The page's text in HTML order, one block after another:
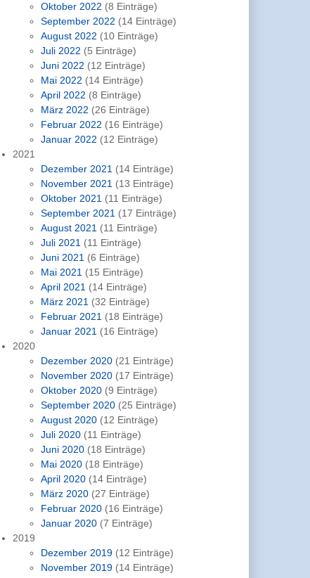
Oktober 2022 (8 Einträge)
September 2022 (14 Einträge)
August 2022 (10 Einträge)
Juli 2022 (5 Einträge)
Juni 2022 (12 Einträge)
Mai 2022 (14 Einträge)
April 2022 (8 Einträge)
März 2022 (26 Einträge)
Februar 2022 (16 Einträge)
Januar 2022 (12 Einträge)
2021
Dezember 2021 (14 Einträge)
November 2021 (13 Einträge)
Oktober 2021 (11 Einträge)
September 2021 (17 Einträge)
August 2021 (11 Einträge)
Juli 2021 (11 Einträge)
Juni 2021 (6 Einträge)
Mai 2021 (15 Einträge)
April 2021 (14 Einträge)
März 2021 (32 Einträge)
Februar 2021 (18 Einträge)
Januar 2021 (16 Einträge)
2020
Dezember 2020 (21 Einträge)
November 2020 (17 Einträge)
Oktober 2020 (9 Einträge)
September 2020 (25 Einträge)
August 2020 (12 Einträge)
Juli 2020 (11 Einträge)
Juni 2020 (18 Einträge)
Mai 2020 (18 Einträge)
April 2020 (14 Einträge)
März 2020 (27 Einträge)
Februar 2020 (16 Einträge)
Januar 2020 (7 Einträge)
2019
Dezember 2019 (12 Einträge)
November 2019 (14 Einträge)